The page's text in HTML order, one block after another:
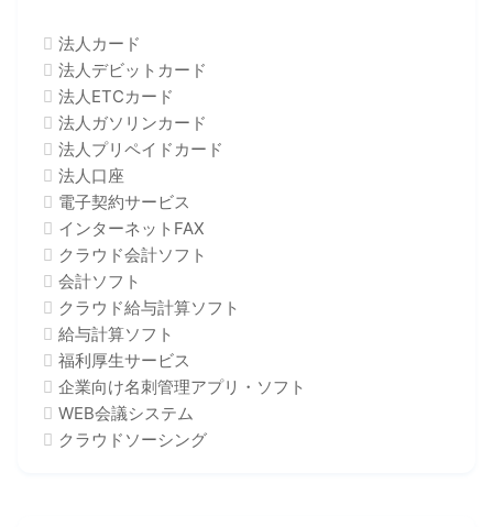
法人カード
法人デビットカード
法人ETCカード
法人ガソリンカード
法人プリペイドカード
法人口座
電子契約サービス
インターネットFAX
クラウド会計ソフト
会計ソフト
クラウド給与計算ソフト
給与計算ソフト
福利厚生サービス
企業向け名刺管理アプリ・ソフト
WEB会議システム
クラウドソーシング